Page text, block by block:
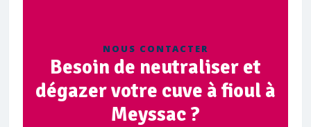
NOUS CONTACTER
Besoin de neutraliser et
dégazer votre cuve à fioul à
Meyssac ?